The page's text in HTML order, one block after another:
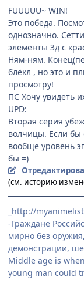
FUUUUU~ WIN!
Это победа.
однозначно.
элементы 3д с
Ням-ням.
блёкл , но это и
просмотру!
ПС Хочу увидеть
UPD:
Вторая серия
волчицы. Если
вообще уровень
бы =)
(см. историю
_http://
-Граждане
мирно без
демонстрации,
Middle age is
young man could